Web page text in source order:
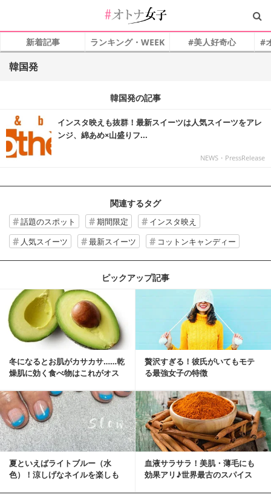
新着記事 ランキング・WEEK #美人好奇心 #
韓国発
韓国発の記事
インスタ映えも抜群！最新スイーツは人気スイーツをアレ
ンジ、綿あめ×山盛りフ...
NEWS・PressRelease
関連するタグ
話題のスポット 期間限定
インスタ映え
人気スイーツ
最新スイーツ コットンキャンディー
ピックアップ記事
冬になるとお肌がカサカサ……乾
燥肌に効く食べ物はこれがオス
贅沢すぎる！彼氏がいてもモテ
る最強女子の特徴
夏といえばライトブルー（水
色）！涼しげなネイルを楽しも
血液サラサラ！美肌・薄毛にも
効果アリ♪世界最古のスパイス